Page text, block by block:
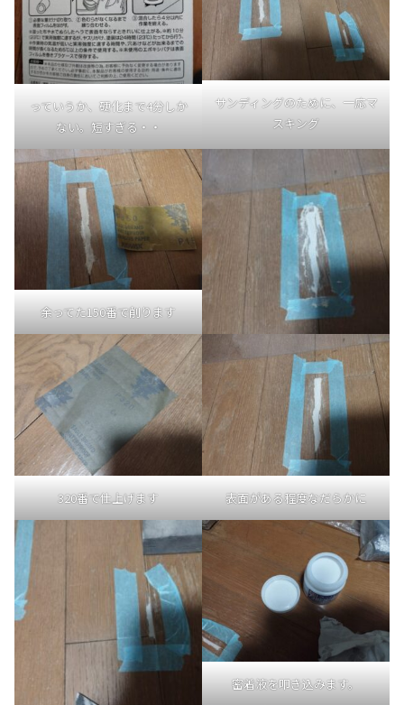
っていうか、硬化まで4分しか
ない。短すぎる・・
サンディングのために、一応マ
スキング
余ってた150番で削ります
320番で仕上げます 表面がある程度なだらかに
密着液を叩き込みます。